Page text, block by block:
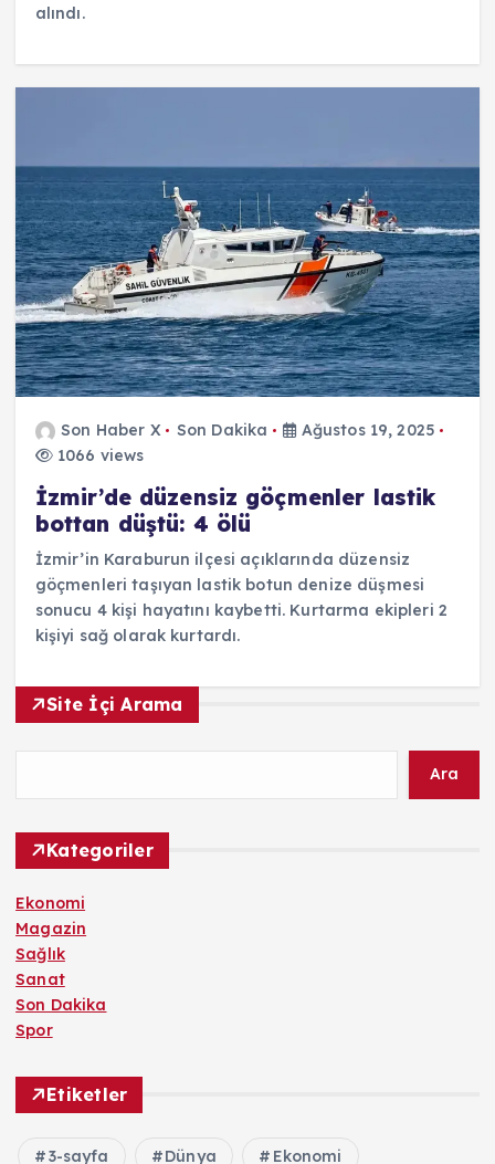
alındı.
Son Haber X Son Dakika
Ağustos 19, 2025
1066 views
İzmir’de düzensiz göçmenler lastik
bottan düştü: 4 ölü
İzmir’in Karaburun ilçesi açıklarında düzensiz
göçmenleri taşıyan lastik botun denize düşmesi
sonucu 4 kişi hayatını kaybetti. Kurtarma ekipleri 2
kişiyi sağ olarak kurtardı.
Site İçi Arama
Ara
Kategoriler
Ekonomi
Magazin
Sağlık
Sanat
Son Dakika
Spor
Etiketler
3-sayfa Dünya Ekonomi